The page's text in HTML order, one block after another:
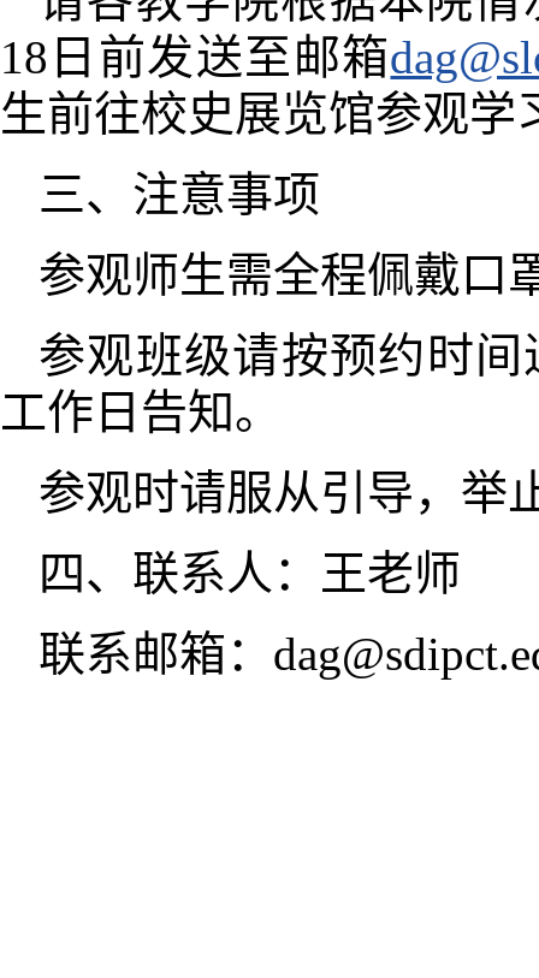
18日前发送至邮箱
生前往校史展览馆参观学
三、注意事项
参观师生需全程佩戴口
参观班级请按预约时
工作日告知。
参观时请服从引导，举
四、联系人：王老师
联系邮箱：